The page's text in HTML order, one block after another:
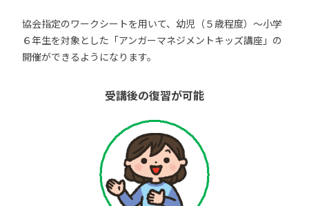
協会指定のワークシートを用いて、幼児（５歳程度）～小学
６年生を対象とした「アンガーマネジメントキッズ講座」の
開催ができるようになります。
受講後の復習が可能